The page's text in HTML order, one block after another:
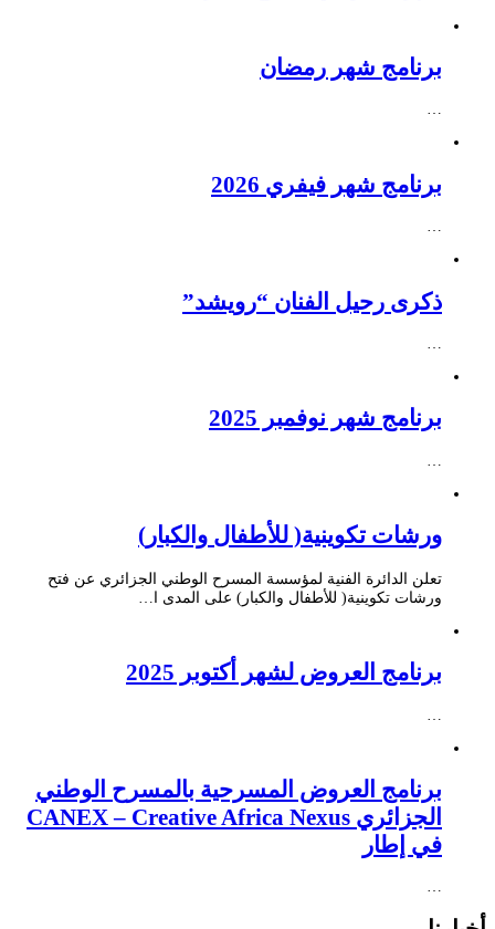
برنامج شهر رمضان
…
برنامج شهر فيفري 2026
…
ذكرى رحيل الفنان “رويشد”
…
برنامج شهر نوفمبر 2025
ورشات تكوينية( للأطفال والكبار)
تعلن الدائرة الفنية لمؤسسة المسرح الوطني الجزائري عن فتح
ورشات تكوينية( للأطفال والكبار) على المدى ا…
برنامج العروض لشهر أكتوبر 2025
برنامج العروض المسرحية بالمسرح الوطني
الجزائري CANEX – Creative Africa Nexus
في إطار
…